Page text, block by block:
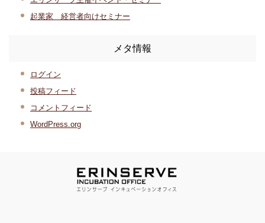
起業家 経営者向けセミナー
メタ情報
ログイン
投稿フィード
コメントフィード
WordPress.org